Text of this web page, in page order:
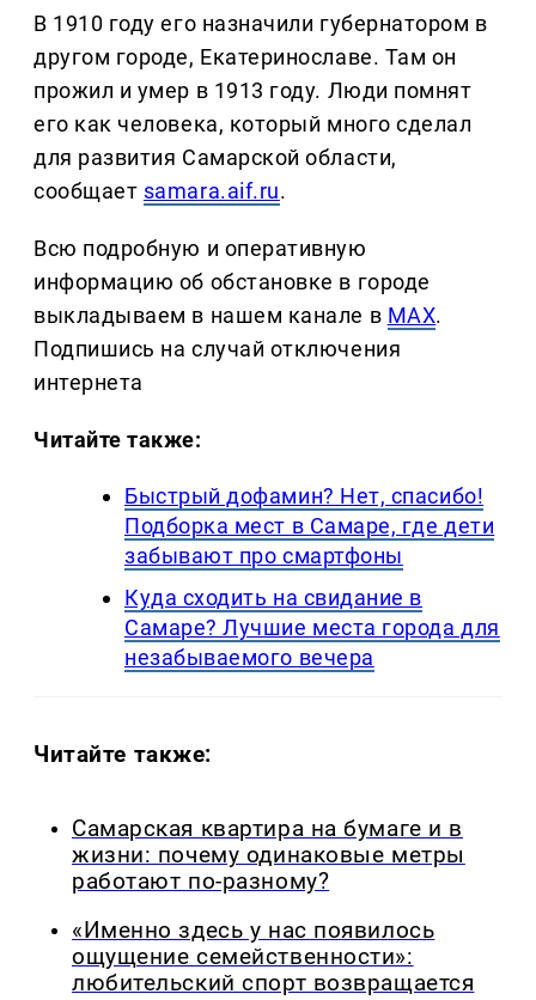
В 1910 году его назначили губернатором в
другом городе, Екатеринославе. Там он
прожил и умер в 1913 году. Люди помнят
его как человека, который много сделал
для развития Самарской области,
сообщает samara.aif.ru.
Всю подробную и оперативную
информацию об обстановке в городе
выкладываем в нашем канале в MAX.
Подпишись на случай отключения
интернета
Читайте также:
Быстрый дофамин? Нет, спасибо!
Подборка мест в Самаре, где дети
забывают про смартфоны
Куда сходить на свидание в
Самаре? Лучшие места города для
незабываемого вечера
Читайте также:
Самарская квартира на бумаге и в
жизни: почему одинаковые метры
работают по-разному?
«Именно здесь у нас появилось
ощущение семейственности»:
любительский спорт возвращается